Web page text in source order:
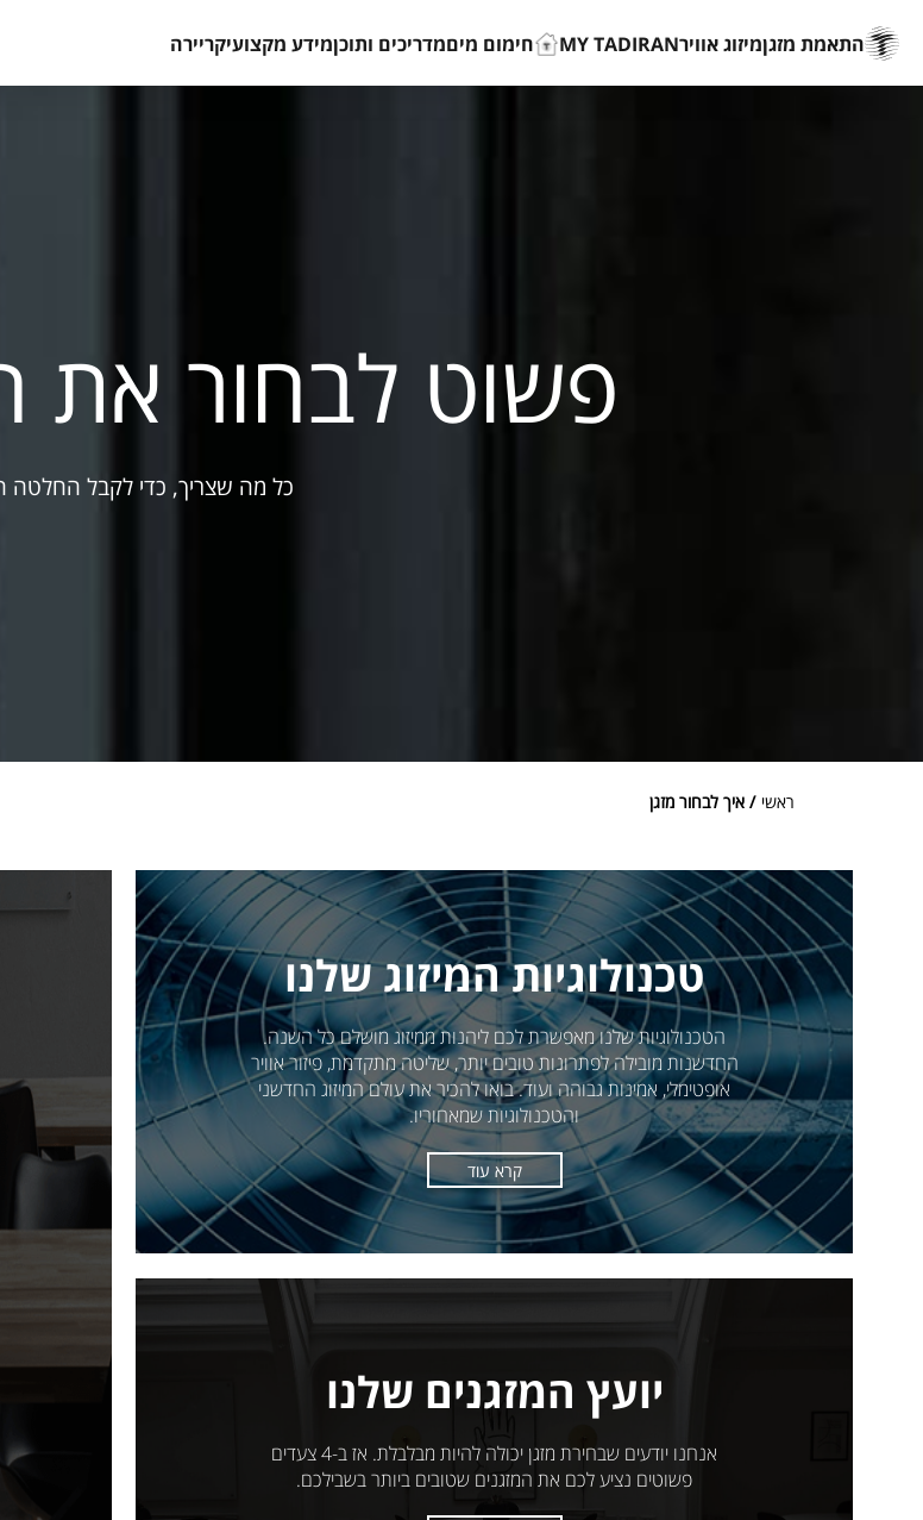
התאמת מזגןמיזוג אווירMY TADIRAN חימום מיםמדריכים ותוכןמידע מקצועיקריירה
פשוט לבחור את
כל מה שצריך, כדי לקבל החלטה
ראשי / איך לבחור מזגן
טכנולוגיות המיזוג שלנו
הטכנולוגיות שלנו מאפשרת לכם ליהנות ממיזוג מושלם כל השנה.
החדשנות מובילה לפתרונות טובים יותר, שליטה מתקדמת, פיזור אוויר
אופטימלי, אמינות גבוהה ועוד. בואו להכיר את עולם המיזוג החדשני
והטכנולוגיות שמאחוריו.
קרא עוד
יועץ המזגנים שלנו
אנחנו יודעים שבחירת מזגן יכולה להיות מבלבלת. אז ב-4 צעדים
פשוטים נציע לכם את המזגנים שטובים ביותר בשבילכם.